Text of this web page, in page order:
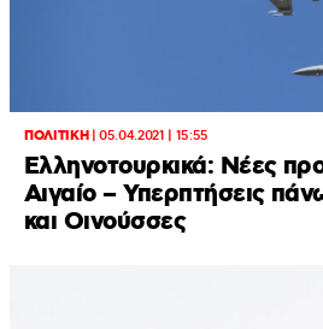
ΠΟΛΙΤΙΚΗ|05.04.2021 | 15:55
Ελληνοτουρκικά: Νέες
Αιγαίο – Υπερπτήσεις
και Οινούσσες